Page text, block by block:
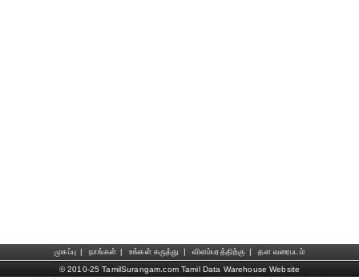
முகப்பு | நாங்கள் | உங்கள் கருத்து | விளம்பரத்திற்கு |
தள வரைபடம்
© 2010-25 TamilSurangam.com Tamil Data Warehouse Website